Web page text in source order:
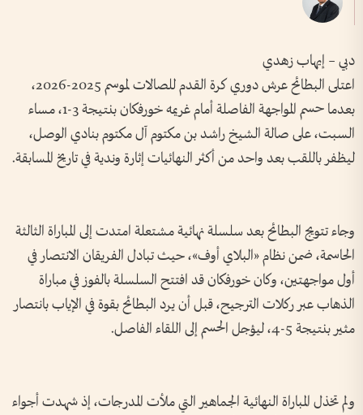
دبي – إيهاب زهدي
اعتلى البطائح عرش دوري كرة القدم للصالات لموسم 2025-2026،
بعدما حسم المواجهة الفاصلة أمام غريمه خورفكان بنتيجة 3-1، مساء
السبت، على صالة الشيخ راشد بن مكتوم آل مكتوم بنادي الوصل،
ليظفر باللقب بعد واحد من أكثر النهائيات إثارة وندية في تاريخ المسابقة.
وجاء تتويج البطائح بعد سلسلة نهائية مشتعلة امتدت إلى المباراة الثالثة
الحاسمة، ضمن نظام «البلاي أوف»، حيث تبادل الفريقان الانتصار في
أول مواجهتين، وكان خورفكان قد افتتح السلسلة بالفوز في مباراة
الذهاب عبر ركلات الترجيح، قبل أن يرد البطائح بقوة في الإياب بانتصار
مثير بنتيجة 5-4، ليؤجل الحسم إلى اللقاء الفاصل.
ولم تخذل المباراة النهائية الجماهير التي ملأت المدرجات، إذ شهدت أجواء